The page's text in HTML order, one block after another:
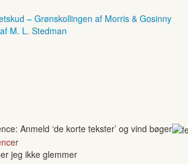
– Grønskollingen af Morris & Gosinny
M. L. Stedman
Anmeld ‘de korte tekster’ og vind bøger
jeg ikke glemmer